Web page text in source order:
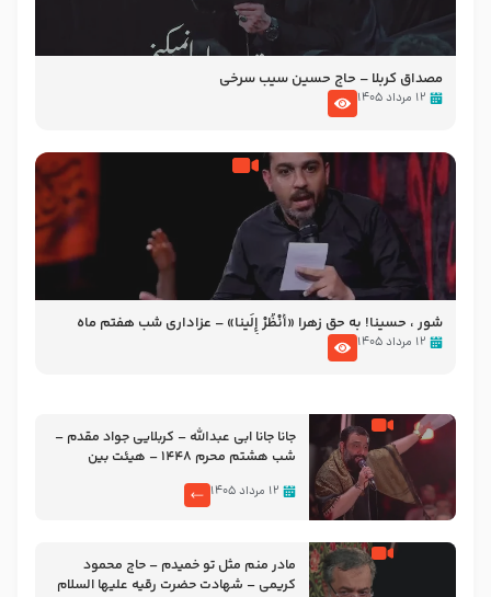
مصداق کربلا – حاج حسین سیب سرخی
۱۲ مرداد ۱۴۰۵
شور ، حسینا! به‌ حق زهرا «أُنْظُرْ إِلَینا» – عزاداری شب هفتم ماه
محرّم 1405
۱۲ مرداد ۱۴۰۵
جانا جانا ابی عبدالله – کربلایی جواد مقدم –
شب هشتم محرم 1448 – هیئت بین
۱۲ مرداد ۱۴۰۵
مادر منم مثل تو خمیدم – حاج محمود
کریمی – شهادت حضرت رقیه علیها السلام